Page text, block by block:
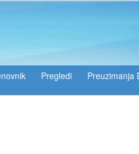
Pregledi Preuzimanja